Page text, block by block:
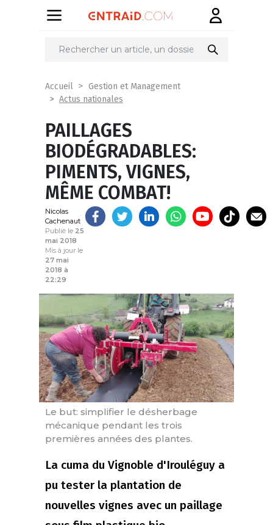
Partager
Accueil
Gestion et Management
Actus nationales
PAILLAGES
BIODÉGRADABLES:
PIMENTS, VIGNES,
MÊME COMBAT!
Nicolas
Cachenaut
Publié le 25
mai 2018
Mis à jour le
27 mai
2018 à
22:29
Le but: simplifier le désherbage
mécanique pendant les trois
premières années des plantes.
La cuma du Vignoble d'Irouléguy a
pu tester la plantation de
nouvelles vignes avec un paillage